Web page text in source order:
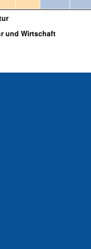
und Wirtschaft